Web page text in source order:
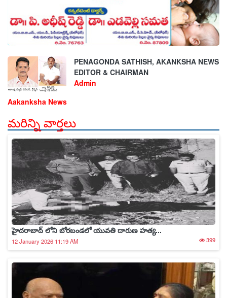
PENAGONDA SATHISH, AKANKSHA NEWS
EDITOR & CHAIRMAN
Admin
Aakanksha News
మరిన్ని వార్తలు
హైదరాబాద్ లోని బోరబండలో యువతి దారుణ హత్య...
12 January 2026 11:19 AM 399